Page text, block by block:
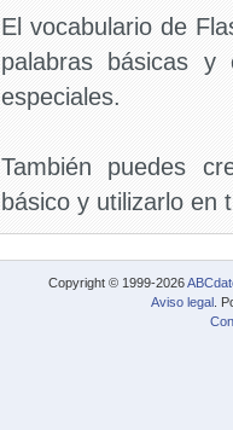
El vocabulario de
palabras básicas y
especiales.
También puedes
básico y utilizarlo en
Copyright © 1999-2026
Aviso legal .